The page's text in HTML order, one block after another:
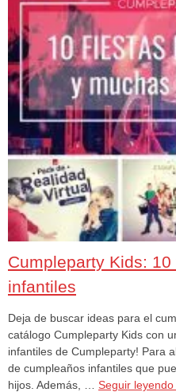
Cumpleparty Kids:
infantiles
Deja de buscar ideas para el
catálogo Cumpleparty Kids con
infantiles de Cumpleparty! Para
de cumpleaños infantiles que
hijos. Además, … Seguir leyendo